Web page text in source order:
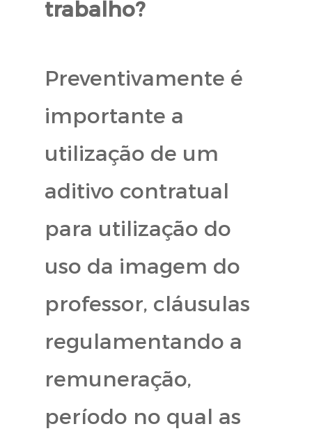
trabalho?
Preventivamente é
importante a
utilização de um
aditivo contratual
para utilização do
uso da imagem do
professor, cláusulas
regulamentando a
remuneração,
período no qual as